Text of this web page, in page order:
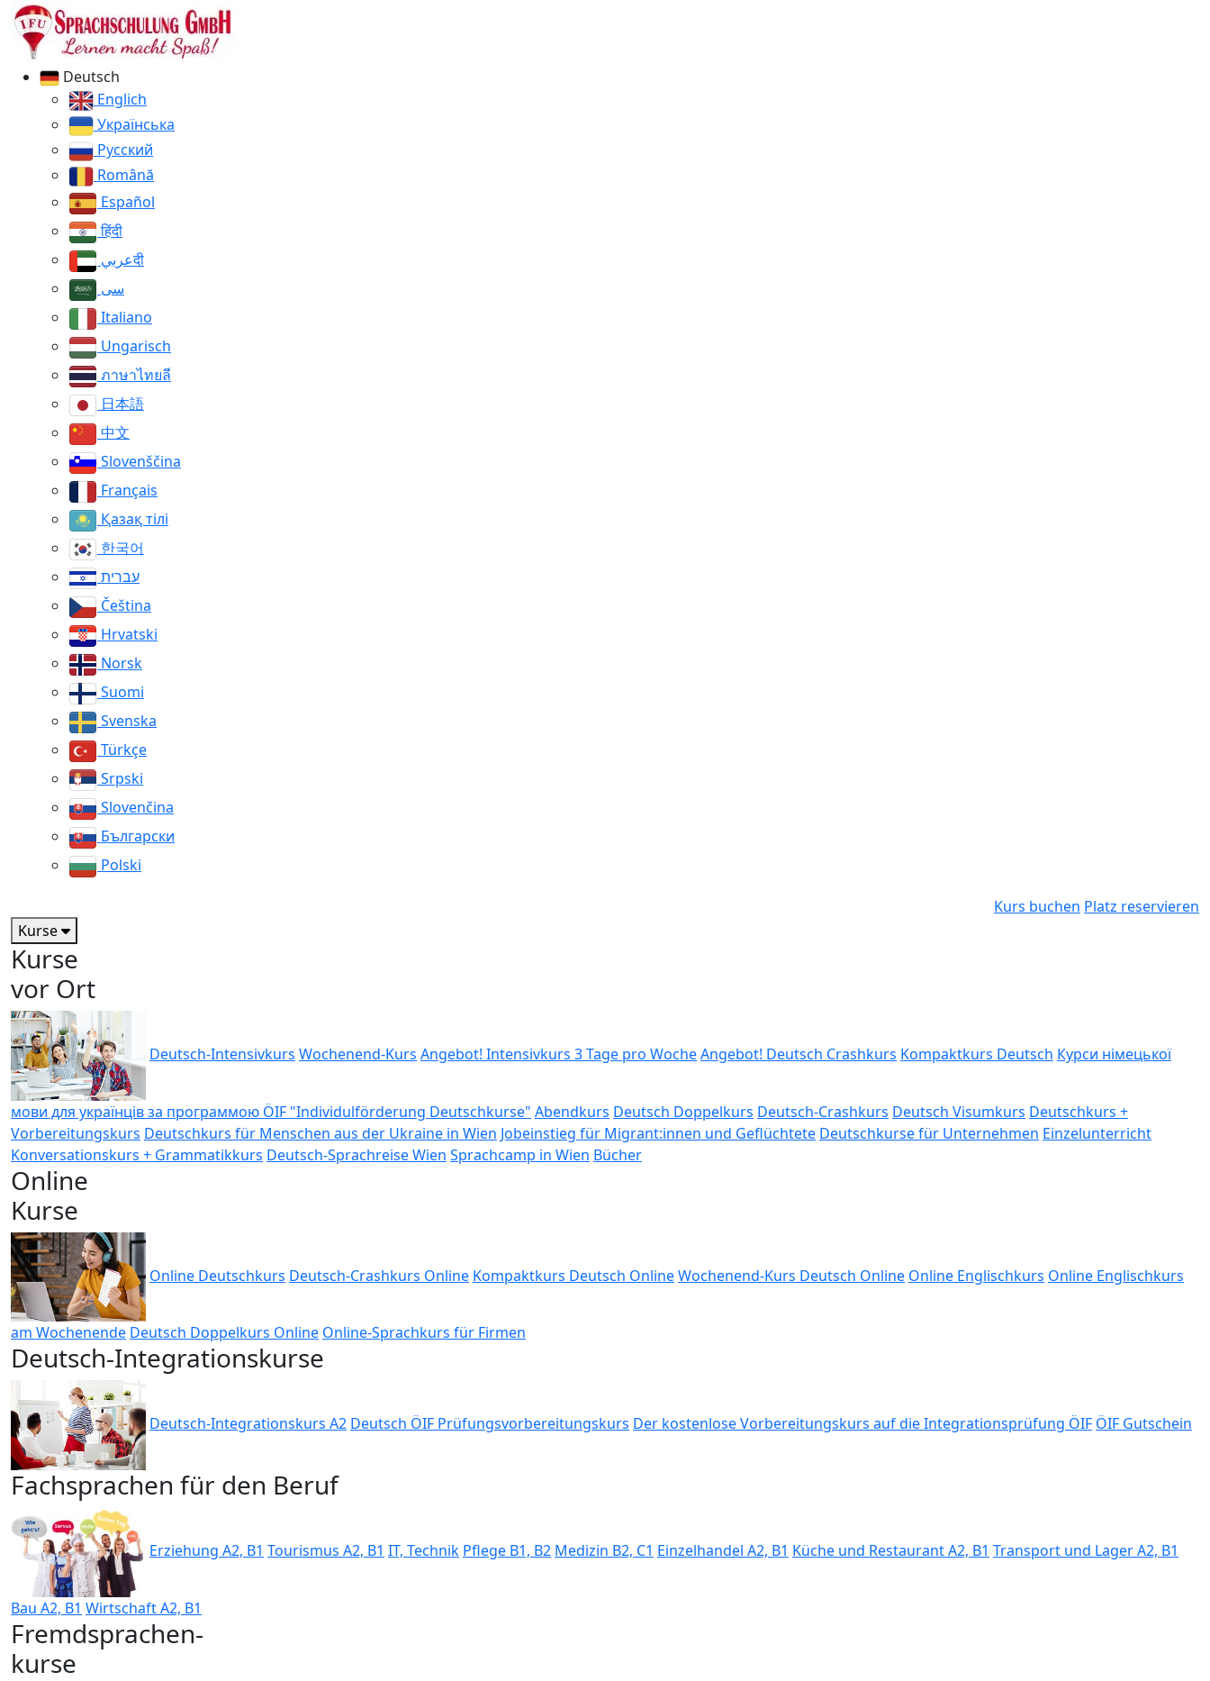
Deutsch
Englich
Українська
Русский
Română
Español
हिंदी
عربيदी
سی
Italiano
Ungarisch
ภาษาไทยลี
日本語
中文
Slovenščina
Français
Қазақ тілі
한국어
עברית
Čeština
Hrvatski
Norsk
Suomi
Svenska
Türkçe
Srpski
Slovenčina
Български
Polski
Kurs buchen Platz reservieren
Kurse
Kurse
vor Ort
Deutsch-Intensivkurs Wochenend-Kurs Angebot! Intensivkurs 3 Tage pro WocheAngebot! Deutsch Crashkurs Kompaktkurs Deutsch Курси німецької
мови для українців за программою ÖIF "Individulförderung Deutschkurse" Abendkurs Deutsch Doppelkurs Deutsch-Crashkurs Deutsch Visumkurs Deutschkurs +
Vorbereitungskurs Deutschkurs für Menschen aus der Ukraine in Wien Jobeinstieg für Migrant:innen und Geflüchtete Deutschkurse für Unternehmen Einzelunterricht
Konversationskurs + Grammatikkurs Deutsch-Sprachreise Wien Sprachcamp in Wien Bücher
Online
Kurse
Online Deutschkurs Deutsch-Crashkurs Online Kompaktkurs Deutsch OnlineWochenend-Kurs Deutsch Online Online Englischkurs Online Englischkurs
am Wochenende Deutsch Doppelkurs Online Online-Sprachkurs für Firmen
Deutsch-Integrationskurse
Deutsch-Integrationskurs A2 Deutsch ÖIF Prüfungsvorbereitungskurs Der kostenlose Vorbereitungskurs auf die Integrationsprüfung ÖIF ÖIF Gutschein
Fachsprachen für den Beruf
Erziehung A2, B1 Tourismus A2, B1 IT, Technik Pflege B1, B2 Medizin B2, C1 Einzelhandel A2, B1 Küche und Restaurant A2, B1 Transport und Lager A2, B1
Bau A2, B1 Wirtschaft A2, B1
Fremdsprachen-
kurse